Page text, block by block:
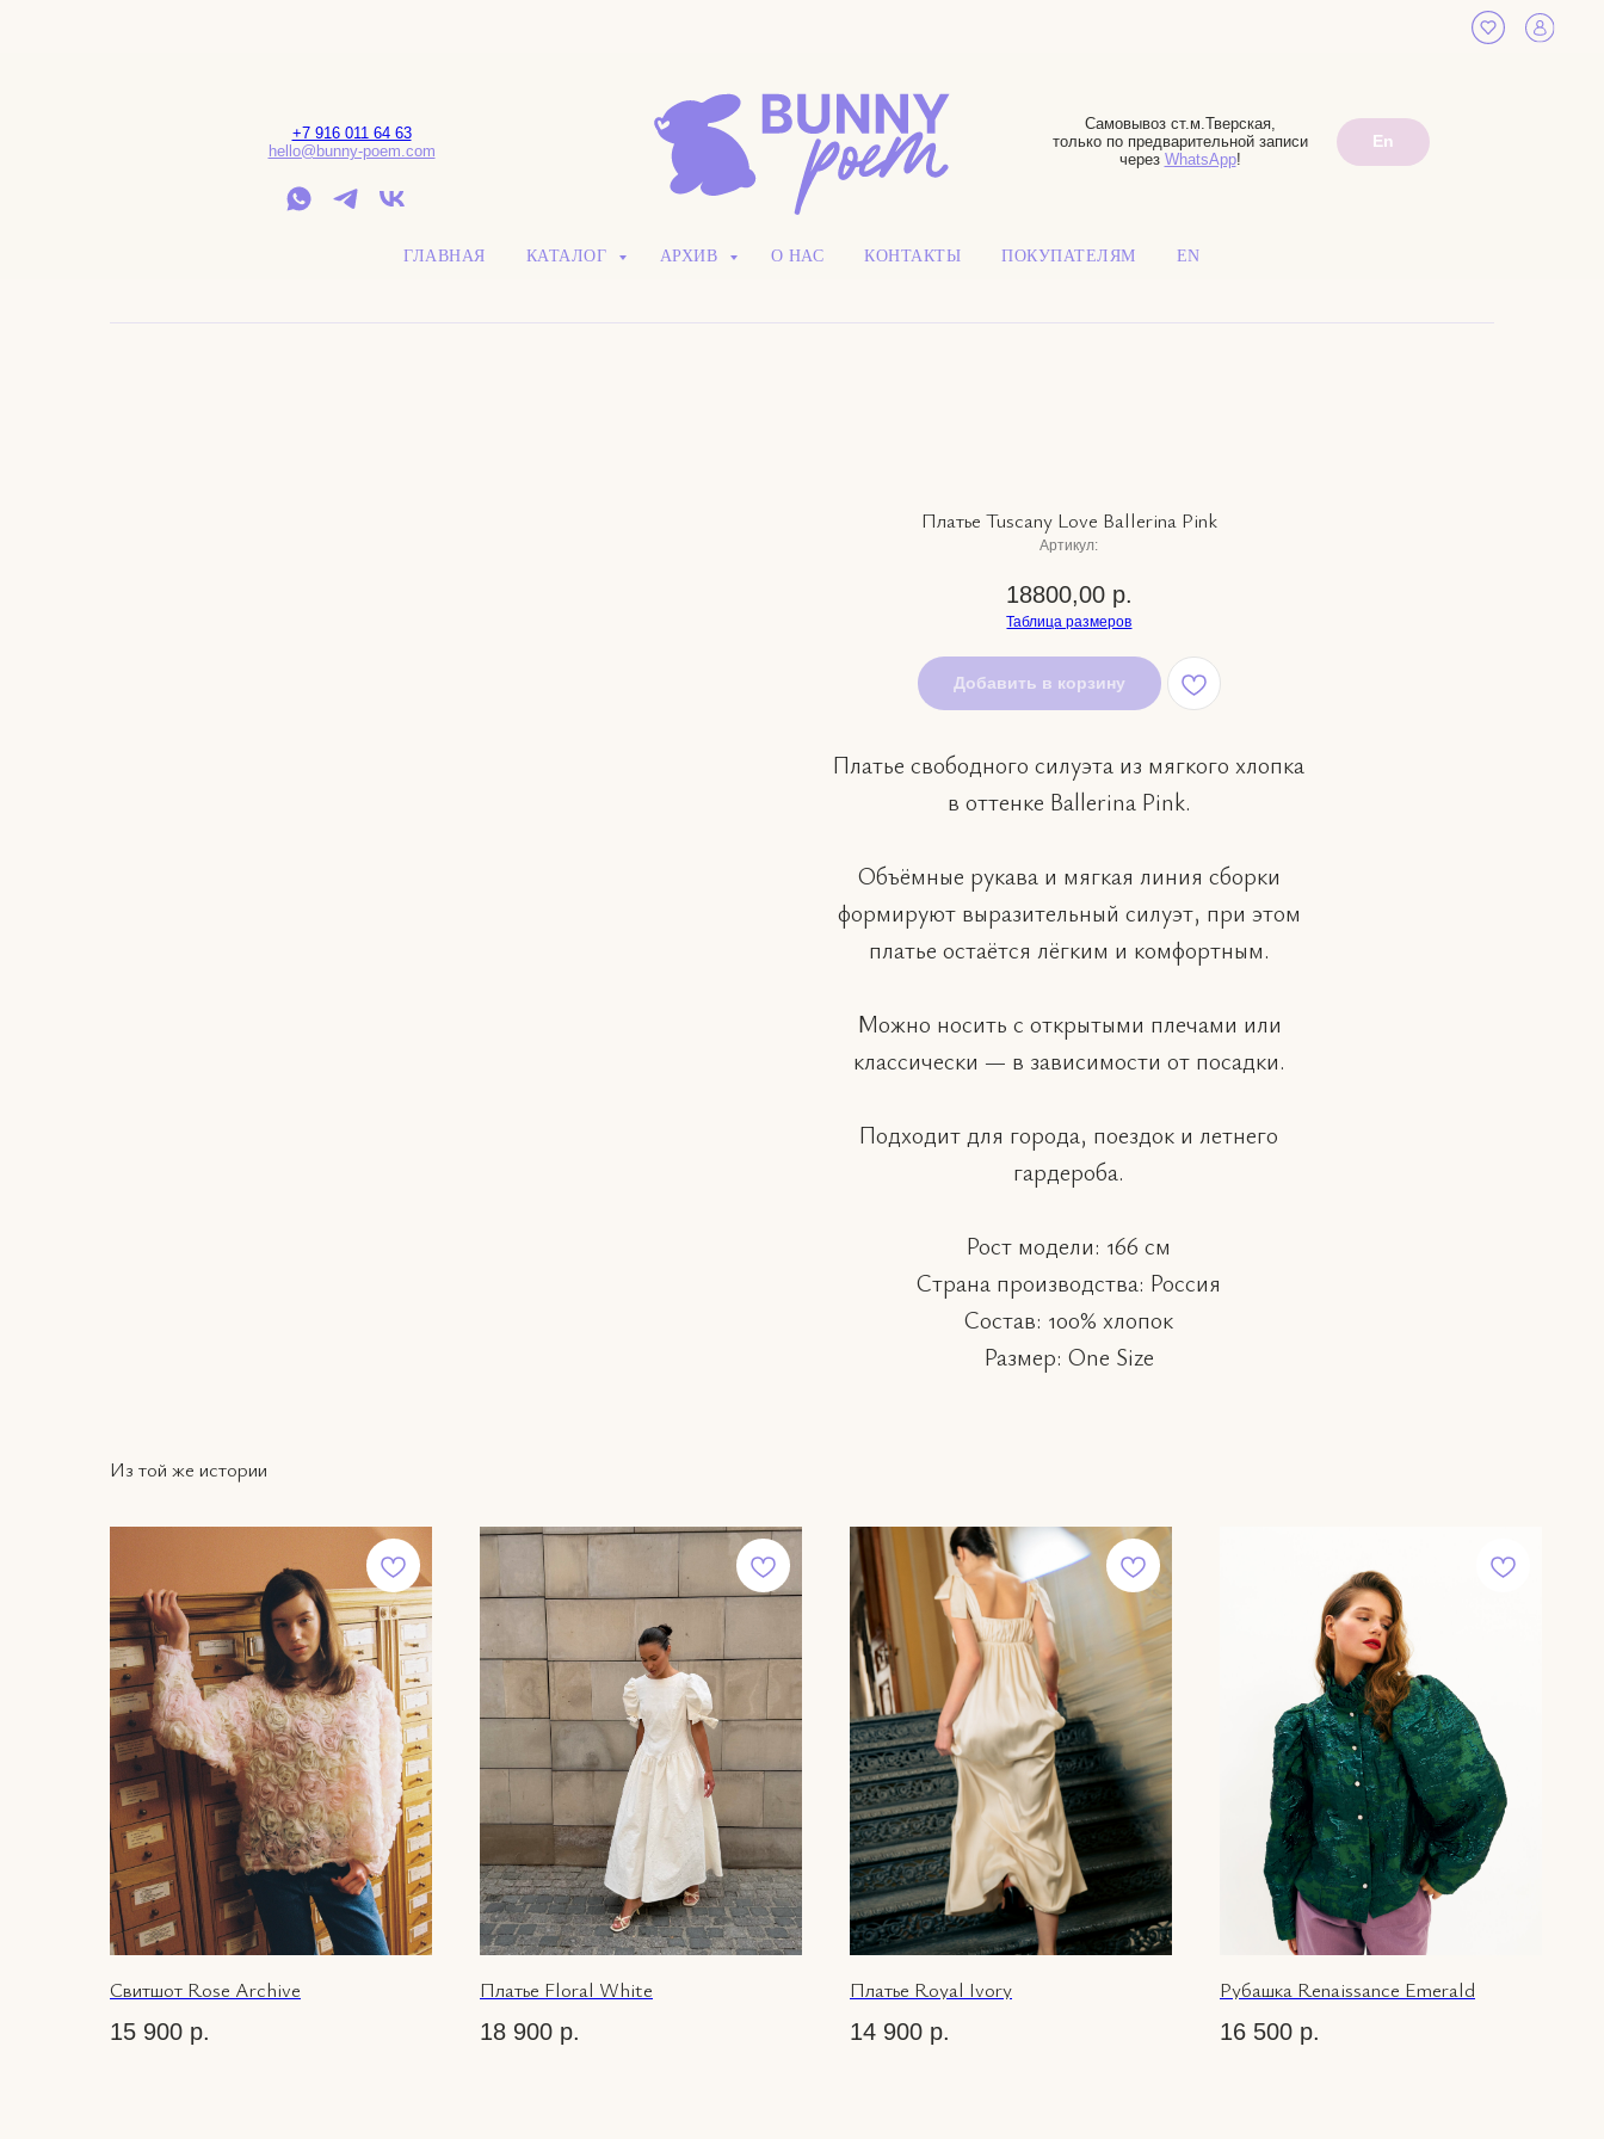
+7 916 011 64 63
hello@bunny-poem.com
Самовывоз ст.м.Тверская,
только по предварительной записи
через WhatsApp!
En
ГЛАВНАЯ КАТАЛОГ АРХИВ О НАС КОНТАКТЫ ПОКУПАТЕЛЯМ EN
Платье Tuscany Love Ballerina Pink
Артикул:
18800,00 р.
Таблица размеров
Добавить в корзину
Платье свободного силуэта из мягкого хлопка
в оттенке Ballerina Pink.
Объёмные рукава и мягкая линия сборки
формируют выразительный силуэт, при этом
платье остаётся лёгким и комфортным.
Можно носить с открытыми плечами или
классически — в зависимости от посадки.
Подходит для города, поездок и летнего
гардероба.
Рост модели: 166 см
Страна производства: Россия
Состав: 100% хлопок
Размер: One Size
Из той же истории
Свитшот Rose Archive
15 900 р.
Платье Floral White
18 900 р.
Платье Royal Ivory
14 900 р.
Рубашка Renaissance Emerald
16 500 р.